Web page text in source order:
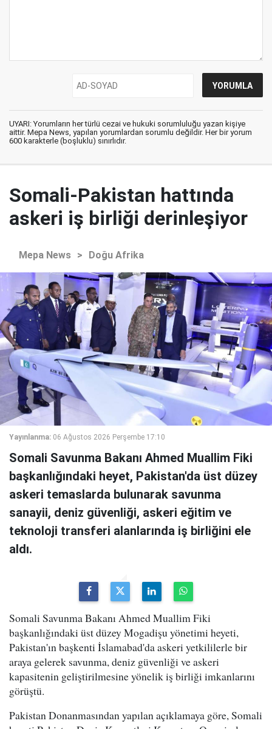
UYARI: Yorumların her türlü cezai ve hukuki sorumluluğu yazan kişiye
aittir. Mepa News, yapılan yorumlardan sorumlu değildir. Her bir yorum
600 karakterle (boşluklu) sınırlıdır.
Somali-Pakistan hattında
askeri iş birliği derinleşiyor
Mepa News > Doğu Afrika
Yayınlanma: 06 Ağustos 2026 Perşembe 17:10
Somali Savunma Bakanı Ahmed Muallim Fiki
başkanlığındaki heyet, Pakistan'da üst düzey
askeri temaslarda bulunarak savunma
sanayii, deniz güvenliği, askeri eğitim ve
teknoloji transferi alanlarında iş birliğini ele
aldı.
Somali Savunma Bakanı Ahmed Muallim Fiki
başkanlığındaki üst düzey Mogadişu yönetimi heyeti,
Pakistan'ın başkenti İslamabad'da askeri yetkililerle bir
araya gelerek savunma, deniz güvenliği ve askeri
kapasitenin geliştirilmesine yönelik iş birliği imkanlarını
görüştü.
Pakistan Donanmasından yapılan açıklamaya göre, Somali